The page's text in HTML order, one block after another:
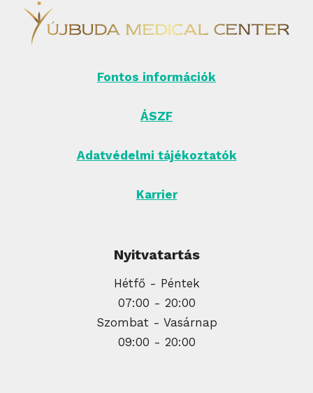
Fontos információk
ÁSZF
Adatvédelmi tájékoztatók
Karrier
Nyitvatartás
Hétfő - Péntek
07:00 - 20:00
Szombat - Vasárnap
09:00 - 20:00